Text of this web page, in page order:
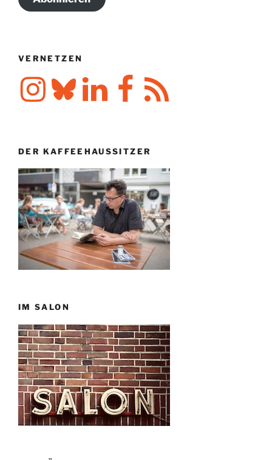
VERNETZEN
InstagramBlueskyLinkedIn FacebookRSS-
Feed
DER KAFFEEHAUSSITZER
IM SALON